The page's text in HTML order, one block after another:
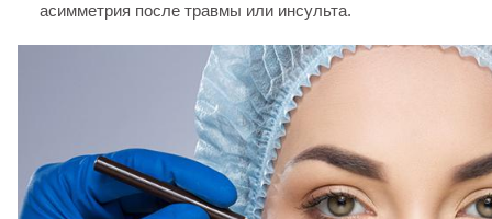
асимметрия после травмы или инсульта.